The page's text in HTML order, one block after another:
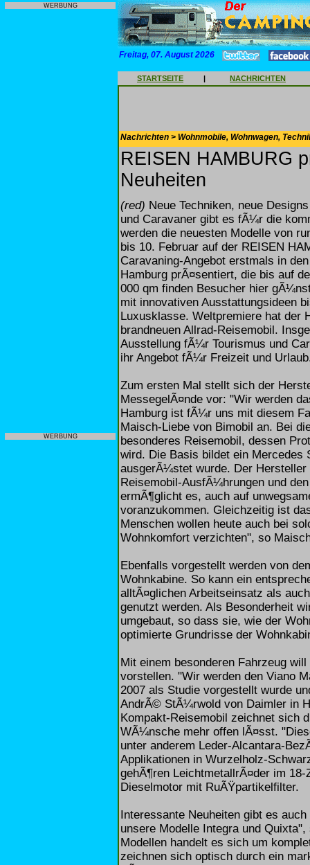
WERBUNG
WERBUNG
Freitag, 07. August 2026
STARTSEITE | NACHRICHTEN
Nachrichten > Wohnmobile, Wohnwagen,
REISEN HAMBURG
Neuheiten
(red) Neue Techniken, neue
und Caravaner gibt es fÃ¼r die
werden die neuesten Modelle von
bis 10. Februar auf der REISEN
Caravaning-Angebot erstmals in
Hamburg prÃ¤sentiert, die bis auf
000 qm finden Besucher hier
mit innovativen Ausstattungsideen
Luxusklasse. Weltpremiere hat der
brandneuen Allrad-Reisemobil.
Ausstellung fÃ¼r Tourismus und
ihr Angebot fÃ¼r Freizeit und
Zum ersten Mal stellt sich der
MessegelÃ¤nde vor: "Wir werden
Hamburg ist fÃ¼r uns mit diesem
Maisch-Liebe von Bimobil an. Bei
besonderes Reisemobil, dessen
wird. Die Basis bildet ein Mercedes
ausgerÃ¼stet wurde. Der
Reisemobil-AusfÃ¼hrungen und
ermÃ¶glicht es, auch auf
voranzukommen. Gleichzeitig ist
Menschen wollen heute auch bei
Wohnkomfort verzichten", so
Ebenfalls vorgestellt werden von
Wohnkabine. So kann ein
alltÃ¤glichen Arbeitseinsatz als
genutzt werden. Als Besonderheit
umgebaut, so dass sie, wie der
optimierte Grundrisse der
Mit einem besonderen Fahrzeug
vorstellen. "Wir werden den Viano
2007 als Studie vorgestellt wurde
AndrÃ© StÃ¼rwold von Daimler in
Kompakt-Reisemobil zeichnet sich
WÃ¼nsche mehr offen lÃ¤sst.
unter anderem Leder-Alcantara-
Applikationen in Wurzelholz-
gehÃ¶ren LeichtmetallrÃ¤der im
Dieselmotor mit RuÃŸpartikelfilter.
Interessante Neuheiten gibt es
unsere Modelle Integra und
Modellen handelt es sich um
zeichnen sich optisch durch ein